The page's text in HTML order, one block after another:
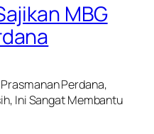
MBG
Perdana,
Ini Sangat Membantu